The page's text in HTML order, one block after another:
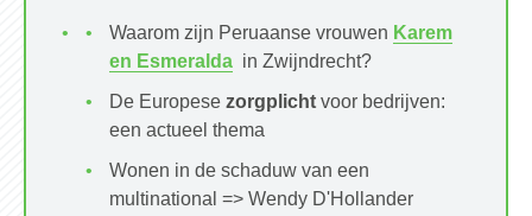
Waarom zijn Peruaanse vrouwen Karem
en Esmeralda in Zwijndrecht?
De Europese zorgplicht voor bedrijven:
een actueel thema
Wonen in de schaduw van een
multinational => Wendy D'Hollander